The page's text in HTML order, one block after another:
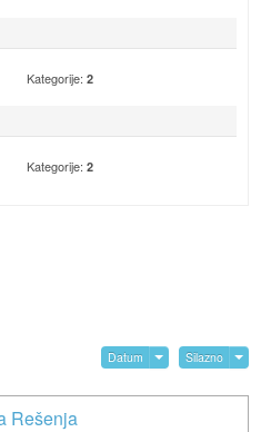
Kategorije:2
Kategorije:2
Datum Silazno
Rešenja